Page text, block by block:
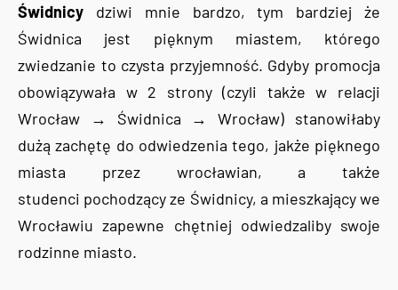
Świdnicy dziwi mnie bardzo, tym bardziej że
Świdnica jest pięknym miastem, którego
zwiedzanie to czysta przyjemność. Gdyby promocja
obowiązywała w 2 strony (czyli także w relacji
Wrocław → Świdnica → Wrocław) stanowiłaby
dużą zachętę do odwiedzenia tego, jakże pięknego
miasta przez wrocławian, a także
studenci pochodzący ze Świdnicy, a mieszkający we
Wrocławiu zapewne chętniej odwiedzaliby swoje
rodzinne miasto.